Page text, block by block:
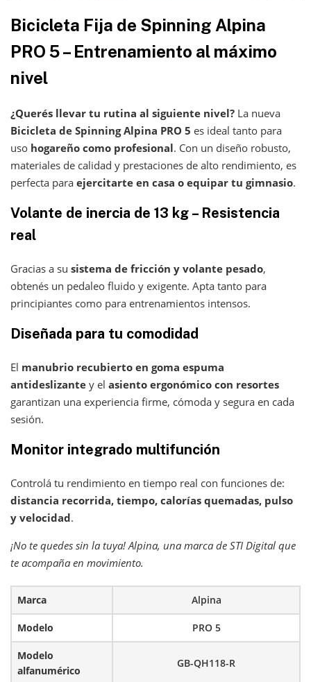
Bicicleta Fija de Spinning Alpina
PRO 5 – Entrenamiento al máximo
nivel
¿Querés llevar tu rutina al siguiente nivel? La nueva
Bicicleta de Spinning Alpina PRO 5 es ideal tanto para
uso hogareño como profesional. Con un diseño robusto,
materiales de calidad y prestaciones de alto rendimiento, es
perfecta para ejercitarte en casa o equipar tu gimnasio.
Volante de inercia de 13 kg – Resistencia
real
Gracias a su sistema de fricción y volante pesado,
obtenés un pedaleo fluido y exigente. Apta tanto para
principiantes como para entrenamientos intensos.
Diseñada para tu comodidad
El manubrio recubierto en goma espuma
antideslizante y el asiento ergonómico con resortes
garantizan una experiencia firme, cómoda y segura en cada
sesión.
Monitor integrado multifunción
Controlá tu rendimiento en tiempo real con funciones de:
distancia recorrida, tiempo, calorías quemadas, pulso
y velocidad.
¡No te quedes sin la tuya! Alpina, una marca de STI Digital que
te acompaña en movimiento.
Marca Alpina
Modelo PRO 5
Modelo
alfanumérico
GB-QH118-R